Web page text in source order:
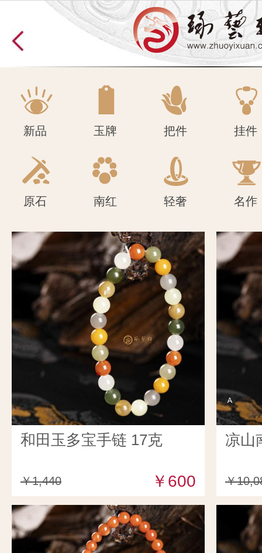
原石 南红 轻奢 名作
新品 玉牌 把件 挂件
原石 南红 轻奢 名作
和田玉多宝手链 17克
￥1,440 ￥600
凉山
￥